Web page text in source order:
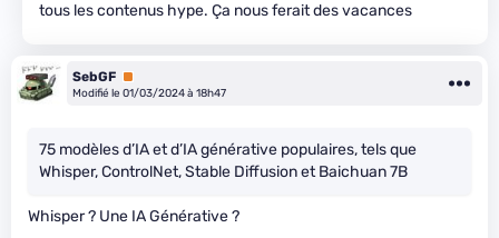
tous les contenus hype. Ça nous ferait des vacances
SebGF Premium
Modifié le 01/03/2024 à 18h47
75 modèles d’IA et d’IA générative populaires, tels que
Whisper, ControlNet, Stable Diffusion et Baichuan 7B
Whisper ? Une IA Générative ?